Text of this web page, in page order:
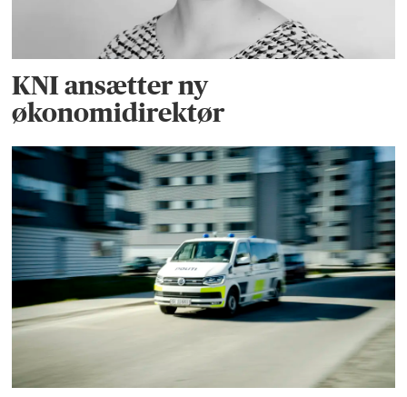
KNI ansætter ny
økonomidirektør